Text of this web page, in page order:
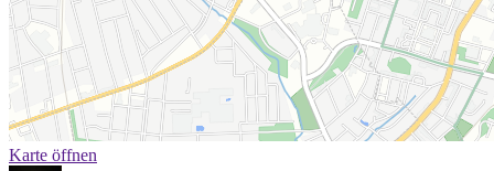
Karte öffnen